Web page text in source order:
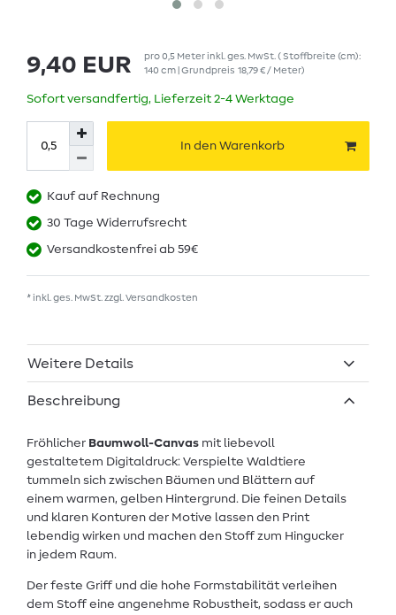
9,40 EUR pro0,5 Meter inkl. ges. MwSt.( Stoffbreite (cm):
140 cm | Grundpreis 18,79 € / Meter)
Sofort versandfertig, Lieferzeit 2-4 Werktage
In den Warenkorb
Kauf auf Rechnung
30 Tage Widerrufsrecht
Versandkostenfrei ab 59€
* inkl. ges. MwSt. zzgl.Versandkosten
Weitere Details
Beschreibung
Fröhlicher Baumwoll-Canvas mit liebevoll
gestaltetem Digitaldruck: Verspielte Waldtiere
tummeln sich zwischen Bäumen und Blättern auf
einem warmen, gelben Hintergrund. Die feinen Details
und klaren Konturen der Motive lassen den Print
lebendig wirken und machen den Stoff zum Hingucker
in jedem Raum.
Der feste Griff und die hohe Formstabilität verleihen
dem Stoff eine angenehme Robustheit, sodass er auch